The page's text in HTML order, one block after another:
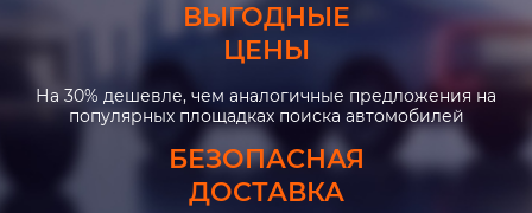
ВЫГОДНЫЕ
ЦЕНЫ
На 30% дешевле, чем аналогичные предложения на
популярных площадках поиска автомобилей
БЕЗОПАСНАЯ
ДОСТАВКА